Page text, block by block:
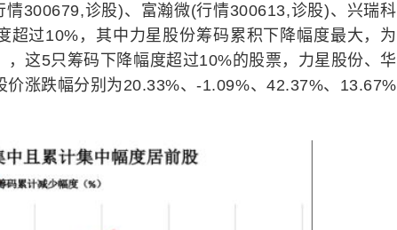
300679,诊股)、富瀚微(行情300613,诊股)、兴瑞科
过10%，其中力星股份筹码累积下降幅度最大，为
这5只筹码下降幅度超过10%的股票，力星股份、华
价涨跌幅分别为20.33%、-1.09%、42.37%、13.67%